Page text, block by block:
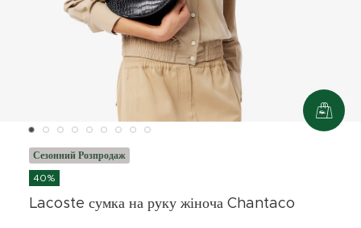
Сезонний Розпродаж
40%
Lacoste сумка на руку жіноча Chantaco